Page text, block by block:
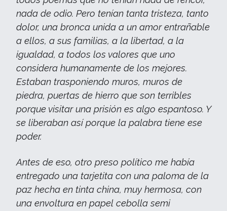
nada de odio. Pero tenían tanta tristeza, tanto
dolor, una bronca unida a un amor entrañable
a ellos, a sus familias, a la libertad, a la
igualdad, a todos los valores que uno
considera humanamente de los mejores.
Estaban trasponiendo muros, muros de
piedra, puertas de hierro que son terribles
porque visitar una prisión es algo espantoso. Y
se liberaban así porque la palabra tiene ese
poder.
Antes de eso, otro preso político me había
entregado una tarjetita con una paloma de la
paz hecha en tinta china, muy hermosa, con
una envoltura en papel cebolla semi